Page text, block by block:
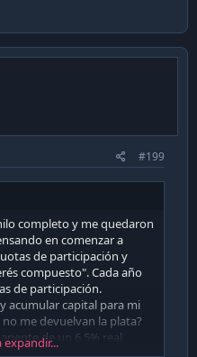
#199
completo y me quedaron
en comenzar a
de participación y
compuesto". Cada año
de participación.
acumular capital para mi
me devuelvan la plata?
de un 6.5% real
extra de aquí a 15
expandir...